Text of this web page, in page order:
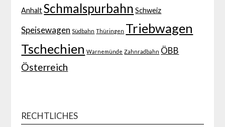
Anhalt Schmalspurbahn Schweiz
Speisewagen Südbahn Thüringen Triebwagen
Tschechien Warnemünde Zahnradbahn ÖBB
Österreich
RECHTLICHES